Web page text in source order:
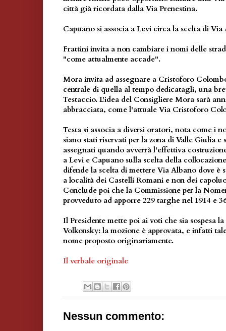
città già ricordata dalla Via Prenestina.
Capuano si associa a Levi circa la scelta di
Frattini invita a non cambiare i nomi delle
"come attualmente accade".
Mora invita ad assegnare a Cristoforo
centrale di quella al tempo dedicatagli, una
Testaccio. L'idea del Consigliere Mora sarà
abbracciata, come l'attuale Via Cristoforo
Testa si associa a diversi oratori, nota come i
siano stati riservati per la zona di Valle Giulia e
assegnati quando avverrà l'effettiva
a Levi e Capuano sulla scelta della
difende la scelta di mettere Via Albano dove è
a località dei Castelli Romani e non dei
Conclude poi che la Commissione per la
provveduto ad apporre 229 targhe nel 1914 e
Il Presidente mette poi ai voti che sia sospesa
Volkonsky: la mozione è approvata, e infatti
nome proposto originariamente.
Il verbale originale
Nessun commento: